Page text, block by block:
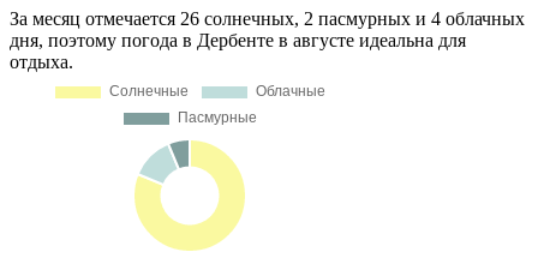
За месяц отмечается 26 солнечных, 2 пасмурных и 4 облачных
дня, поэтому погода в Дербенте в августе идеальна для
отдыха.